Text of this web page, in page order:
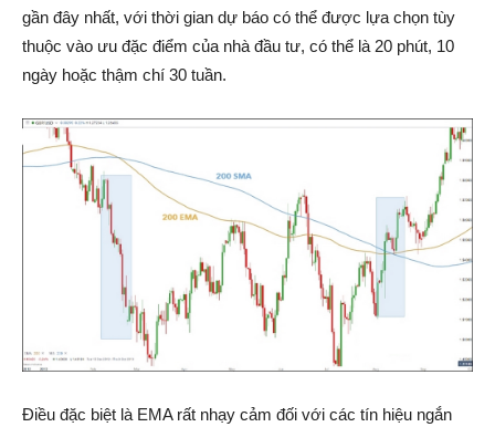
gần đây nhất, với thời gian dự báo có thể được lựa chọn tùy
thuộc vào ưu đặc điểm của nhà đầu tư, có thể là 20 phút, 10
ngày hoặc thậm chí 30 tuần.
Điều đặc biệt là EMA rất nhạy cảm đối với các tín hiệu ngắn